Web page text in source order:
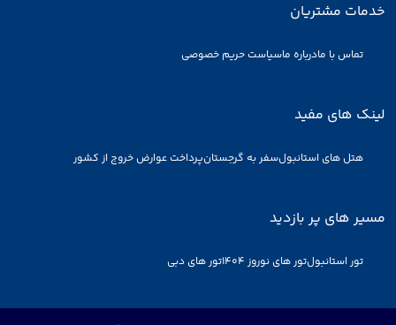
خدمات مشتریان
تماس با مادرباره ماسیاست حریم خصوصی
لینک های مفید
هتل های استانبولسفر به گرجستانپرداخت عوارض خروج از کشور
مسیر های پر بازدید
تور استانبولتور های نوروز 1404 تور های دبی